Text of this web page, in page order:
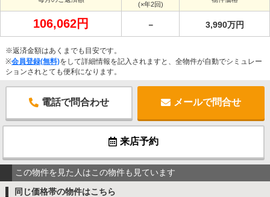
(×年2回)
106,062円 － 3,990万円
※返済金額はあくまでも目安です。
※会員登録(無料)をして詳細情報を記入されますと、全物件が自動でシミュレー
ションされとても便利になります。
電話で問合わせ メールで問合せ
来店予約
この物件を見た人はこの物件も見ています
同じ価格帯の物件はこちら